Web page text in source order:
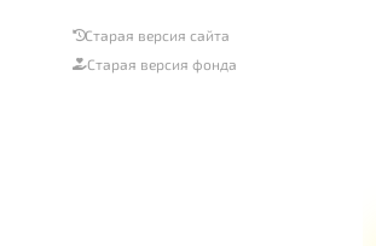
Старая версия сайта
Старая версия фонда